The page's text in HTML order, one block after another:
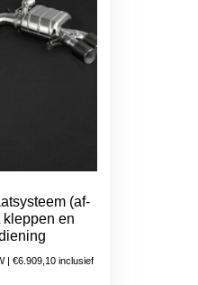
(af-
kleppen en
|€6.909,10 inclusief